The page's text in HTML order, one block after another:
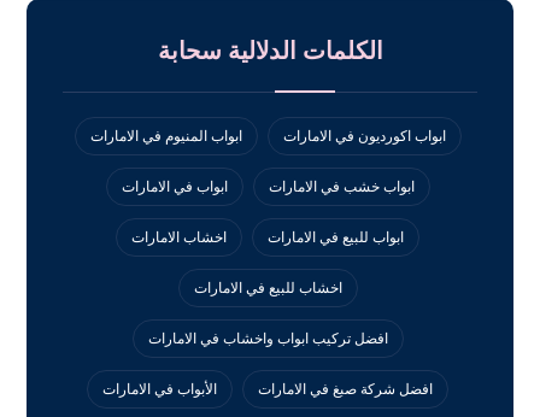
الكلمات الدلالية سحابة
ابواب اكورديون في الامارات ابواب المنيوم في الامارات
ابواب خشب في الامارات ابواب في الامارات
ابواب للبيع في الامارات اخشاب الامارات
اخشاب للبيع في الامارات
افضل تركيب ابواب واخشاب في الامارات
افضل شركة صبغ في الامارات الأبواب في الامارات